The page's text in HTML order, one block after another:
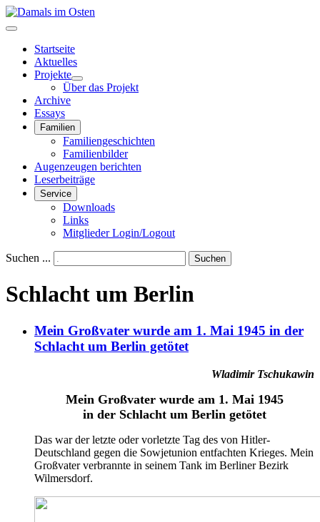
Startseite
Aktuelles
Projekte
Über das Projekt
Archive
Essays
Familien
Familiengeschichten
Familienbilder
Augenzeugen berichten
Leserbeiträge
Service
Downloads
Links
Mitglieder Login/Logout
Suchen ... Suchen
Schlacht um Berlin
Mein Großvater wurde am 1. Mai 1945 in der
Schlacht um Berlin getötet
Wladimir Tschukawin
Mein Großvater wurde am 1. Mai 1945
in der Schlacht um Berlin getötet
Das war der letzte oder vorletzte Tag des von Hitler-
Deutschland gegen die Sowjetunion entfachten Krieges. Mein
Großvater verbrannte in seinem Tank im Berliner Bezirk
Wilmersdorf.